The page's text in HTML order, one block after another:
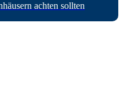
achten sollten